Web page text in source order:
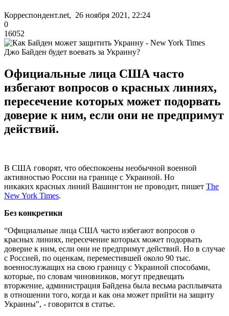
Корреспондент.net, 26 ноября 2021, 22:24
0
16052
Джо Байден будет воевать за Украину?
Официальные лица США часто
избегают вопросов о красных линиях,
пересечение которых может подорвать
доверие к ним, если они не предпримут
действий.
В США говорят, что обеспокоены необычной военной
активностью России на границе с Украиной. Но
никаких красных линий Вашингтон не проводит, пишет The
New York Times.
Без конкретики
“Официальные лица США часто избегают вопросов о
красных линиях, пересечение которых может подорвать
доверие к ним, если они не предпримут действий. Но в случае
с Россией, по оценкам, переместившей около 90 тыс.
военнослужащих на свою границу с Украиной способами,
которые, по словам чиновников, могут предвещать
вторжение, администрация Байдена была весьма расплывчата
в отношении того, когда и как она может прийти на защиту
Украины", - говорится в статье.